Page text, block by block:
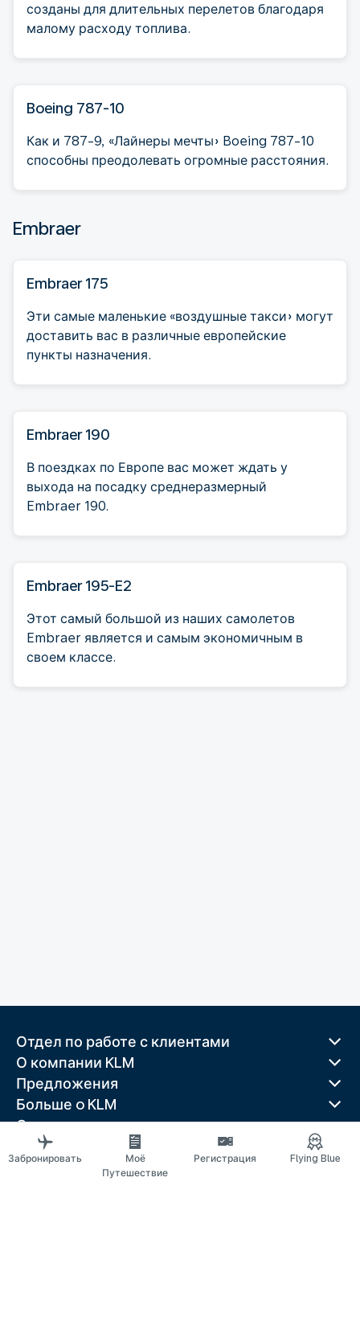
созданы для длительных перелетов благодаря
малому расходу топлива.
Boeing 787-10
Как и 787-9, «Лайнеры мечты» Boeing 787-10
способны преодолевать огромные расстояния.
Embraer
Embraer 175
Эти самые маленькие «воздушные такси» могут
доставить вас в различные европейские
пункты назначения.
Embraer 190
В поездках по Европе вас может ждать у
выхода на посадку среднеразмерный
Embraer 190.
Embraer 195-E2
Этот самый большой из наших самолетов
Embraer является и самым экономичным в
своем классе.
Отдел по работе с клиентами
О компании KLM
Предложения
Больше o KLM
Скачать приложение
Связанные веб-сайты
Путеводители
Забронировать
Моё
Путешествие
Регистрация Flying Blue